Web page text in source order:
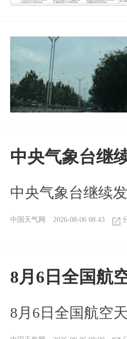
中央气象台继
中央气象台继续
中国天气网 2026-08-06 08:43
8月6日全国航
8月6日全国航空